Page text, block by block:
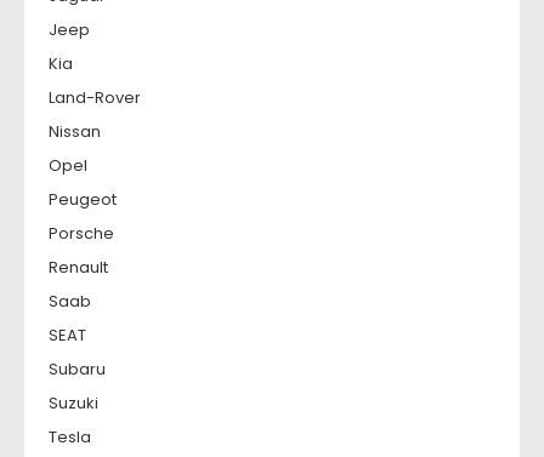
Jeep
Kia
Land-Rover
Nissan
Opel
Peugeot
Porsche
Renault
Saab
SEAT
Subaru
Suzuki
Tesla